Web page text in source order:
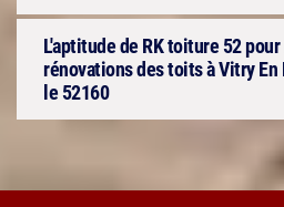
L'aptitude de RK toiture 52
rénovations des toits à Vitry En
le 52160